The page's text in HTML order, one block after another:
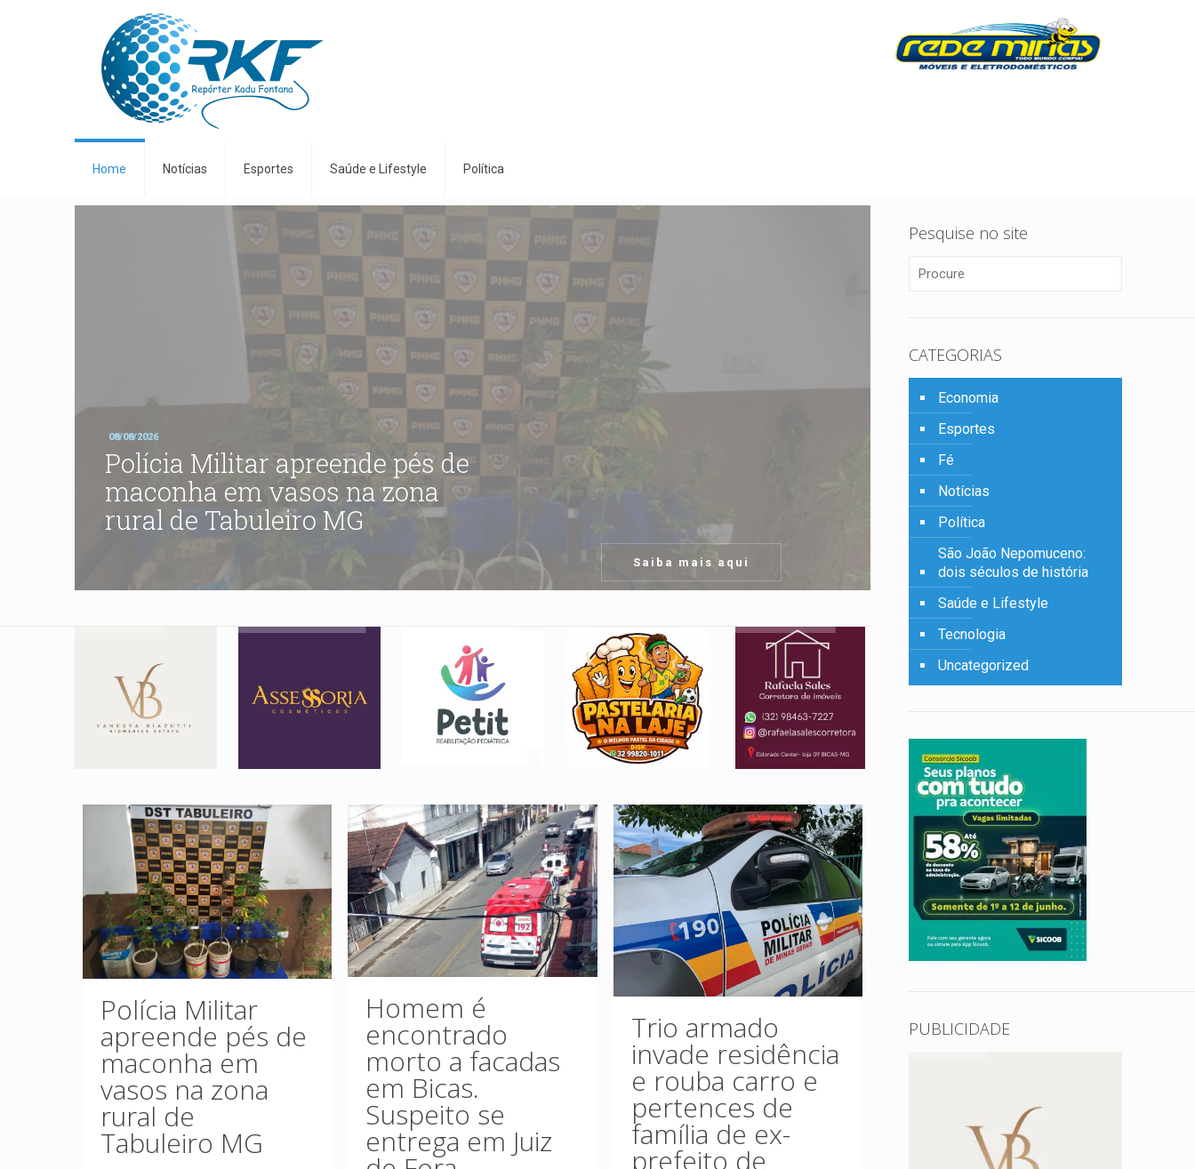
Home Notícias Esportes Saúde e Lifestyle Política
Polícia Militar apreende pés de
maconha em vasos na zona
rural de Tabuleiro MG
08/08/2026
Saiba mais aqui
Polícia Militar
apreende pés de
maconha em
vasos na zona
rural de
Tabuleiro MG
Homem é
encontrado
morto a facadas
em Bicas.
Suspeito se
entrega em Juiz
Trio armado
invade residência
e rouba carro e
pertences de
família de ex-
prefeito de
Pesquise no site
CATEGORIAS
Economia
Esportes
Fé
Notícias
Política
São João Nepomuceno:
dois séculos de história
Saúde e Lifestyle
Tecnologia
Uncategorized
PUBLICIDADE